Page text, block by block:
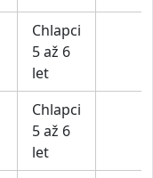
Chlapci
5 až 6
let
Chlapci
5 až 6
let